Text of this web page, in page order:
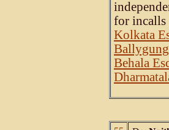
for incalls
Kolkata
Behala